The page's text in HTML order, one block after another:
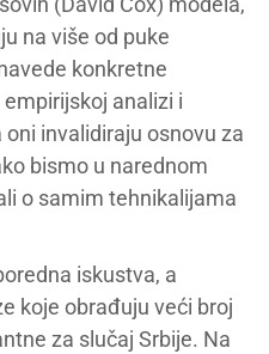
na više od puke
konkretne
analizi i
invalidiraju osnovu za
bismo u narednom
o samim tehnikalijama
iskustva, a
koje obrađuju veći broj
za slučaj Srbije. Na